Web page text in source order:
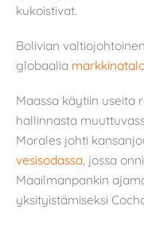
kukoistivat.
Bolivian
globaalia
Maassa käytiin useita
hallinnasta
Morales johti
vesisodassa , jossa
Maailmanpankin
yksityistämiseksi